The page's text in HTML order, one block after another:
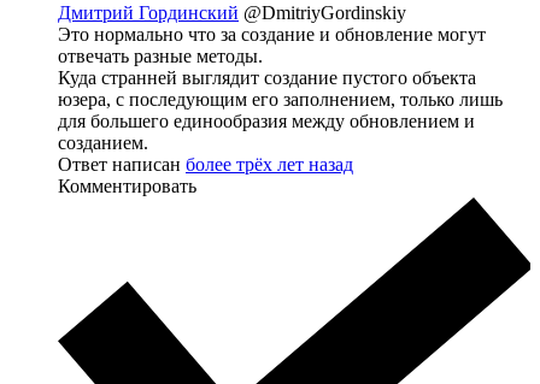
Дмитрий Гординский @DmitriyGordinskiy
Это нормально что за создание и обновление могут
отвечать разные методы.
Куда странней выглядит создание пустого объекта
юзера, с последующим его заполнением, только лишь
для большего единообразия между обновлением и
созданием.
Ответ написан более трёх лет назад
Комментировать